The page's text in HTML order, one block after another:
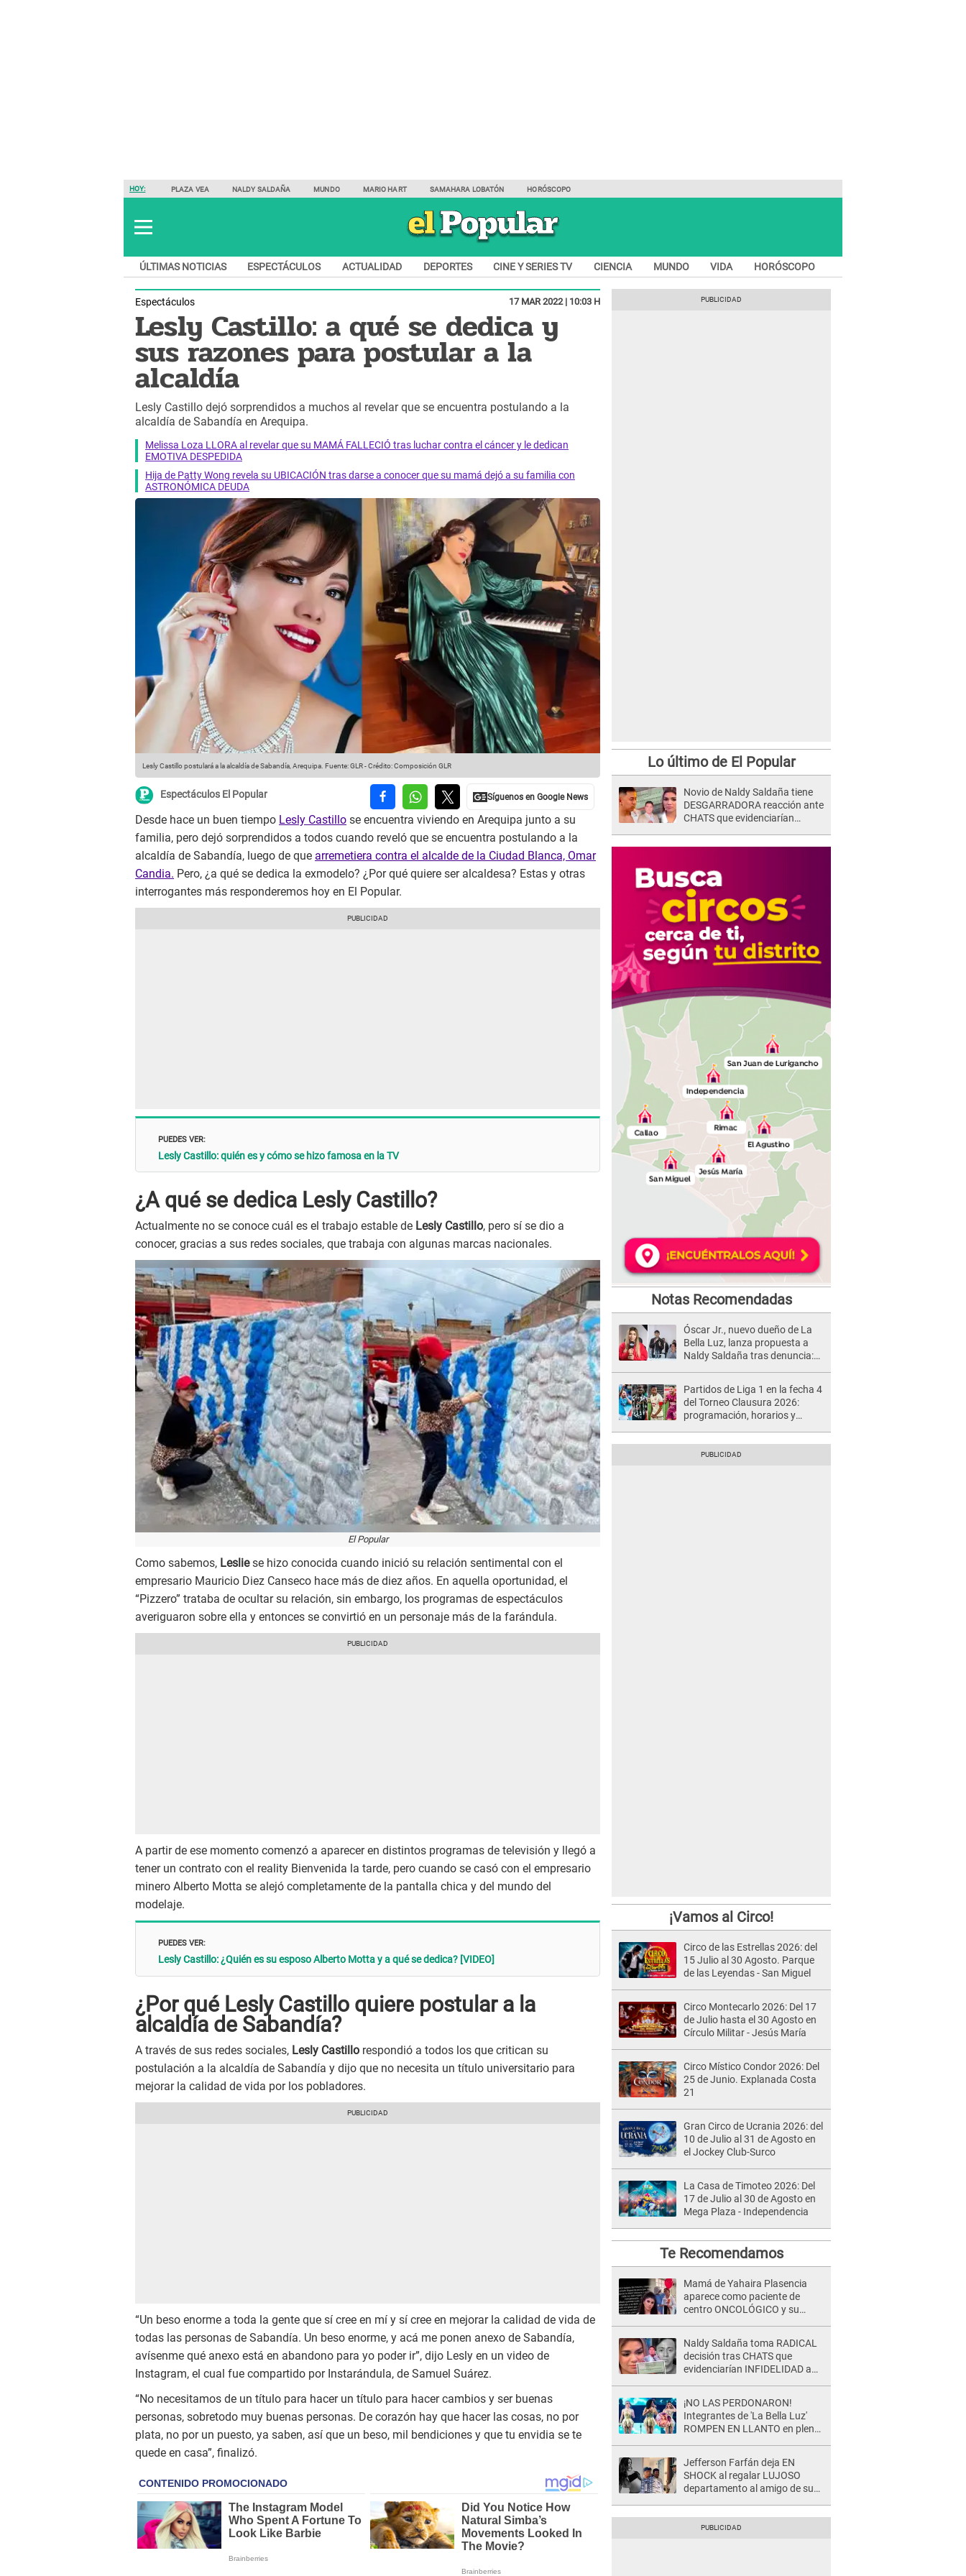
HOY: PLAZA VEA NALDY SALDAÑA MUNDO MARIO HART SAMAHARA LOBATÓN HORÓSCOPO
ÚLTIMAS NOTICIAS ESPECTÁCULOS ACTUALIDAD DEPORTES CINE Y SERIES TV CIENCIA MUNDO VIDA HORÓSCOPO
Espectáculos 17 MAR 2022 | 10:03 H
Lesly Castillo: a qué se dedica y
sus razones para postular a la
alcaldía
Lesly Castillo dejó sorprendidos a muchos al revelar que se encuentra postulando a la
alcaldía de Sabandía en Arequipa.
Melissa Loza LLORA al revelar que su MAMÁ FALLECIÓ tras luchar contra el cáncer y le dedican
EMOTIVA DESPEDIDA
Hija de Patty Wong revela su UBICACIÓN tras darse a conocer que su mamá dejó a su familia con
ASTRONÓMICA DEUDA
Lesly Castillo postulará a la alcaldía de Sabandía, Arequipa. Fuente: GLR-Crédito: Composición GLR
Espectáculos El Popular
Desde hace un buen tiempo Lesly Castillo se encuentra viviendo en Arequipa junto a su
familia, pero dejó sorprendidos a todos cuando reveló que se encuentra postulando a la
alcaldía de Sabandía, luego de que arremetiera contra el alcalde de la Ciudad Blanca, Omar
Candia. Pero, ¿a qué se dedica la exmodelo? ¿Por qué quiere ser alcaldesa? Estas y otras
interrogantes más responderemos hoy en El Popular.
PUEDES VER:
Lesly Castillo: quién es y cómo se hizo famosa en la TV
¿A qué se dedica Lesly Castillo?
Actualmente no se conoce cuál es el trabajo estable de Lesly Castillo, pero sí se dio a
conocer, gracias a sus redes sociales, que trabaja con algunas marcas nacionales.
El Popular
Como sabemos, Lesliese hizo conocida cuando inició su relación sentimental con el
empresario Mauricio Diez Canseco hace más de diez años. En aquella oportunidad, el
“Pizzero” trataba de ocultar su relación, sin embargo, los programas de espectáculos
averiguaron sobre ella y entonces se convirtió en un personaje más de la farándula.
A partir de ese momento comenzó a aparecer en distintos programas de televisión y llegó a
tener un contrato con el reality Bienvenida la tarde, pero cuando se casó con el empresario
minero Alberto Motta se alejó completamente de la pantalla chica y del mundo del
modelaje.
PUEDES VER:
Lesly Castillo: ¿Quién es su esposo Alberto Motta y a qué se dedica? [VIDEO]
¿Por qué Lesly Castillo quiere postular a la
alcaldía de Sabandía?
A través de sus redes sociales, Lesly Castillo respondió a todos los que critican su
postulación a la alcaldía de Sabandía y dijo que no necesita un título universitario para
mejorar la calidad de vida por los pobladores.
“Un beso enorme a toda la gente que sí cree en mí y sí cree en mejorar la calidad de vida de
todas las personas de Sabandía. Un beso enorme, y acá me ponen anexo de Sabandía,
avísenme qué anexo está en abandono para yo poder ir”, dijo Lesly en un video de
Instagram, el cual fue compartido por Instarándula, de Samuel Suárez.
“No necesitamos de un título para hacer un título para hacer cambios y ser buenas
personas, sobretodo muy buenas personas. De corazón hay que hacer las cosas, no por
plata, no por un puesto, ya saben, así que un beso, mil bendiciones y que tu envidia se te
quede en casa”, finalizó.
Lo último de El Popular
Novio de Naldy Saldaña tiene
DESGARRADORA reacción ante
CHATS que evidenciarían
Notas Recomendadas
Óscar Jr., nuevo dueño de La
Bella Luz, lanza propuesta a
Naldy Saldaña tras denuncia:
Partidos de Liga 1 en la fecha 4
del Torneo Clausura 2026:
programación, horarios y
¡Vamos al Circo!
Circo de las Estrellas 2026: del
15 Julio al 30 Agosto. Parque
de las Leyendas - San Miguel
Circo Montecarlo 2026: Del 17
de Julio hasta el 30 Agosto en
Círculo Militar - Jesús María
Circo Místico Condor 2026: Del
25 de Junio. Explanada Costa
21
Gran Circo de Ucrania 2026: del
10 de Julio al 31 de Agosto en
el Jockey Club-Surco
La Casa de Timoteo 2026: Del
17 de Julio al 30 de Agosto en
Mega Plaza - Independencia
Te Recomendamos
Mamá de Yahaira Plasencia
aparece como paciente de
centro ONCOLÓGICO y su
Naldy Saldaña toma RADICAL
decisión tras CHATS que
evidenciarían INFIDELIDAD a
¡NO LAS PERDONARON!
Integrantes de 'La Bella Luz'
ROMPEN EN LLANTO en pleno
Jefferson Farfán deja EN
SHOCK al regalar LUJOSO
departamento al amigo de su